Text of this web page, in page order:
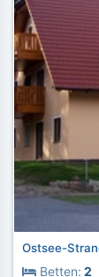
Ostsee-
Betten: 2